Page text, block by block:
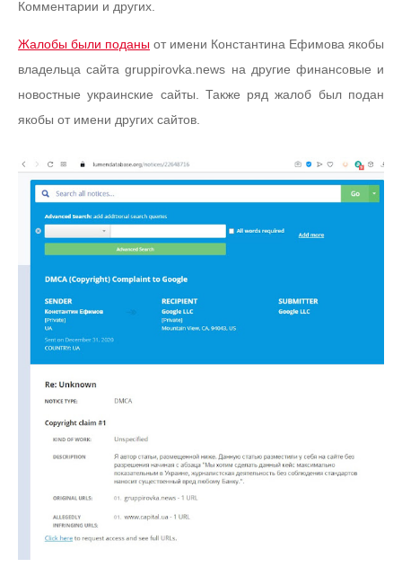
Комментарии и других.
Жалобы были поданы от имени Константина Ефимова якобы
владельца сайта gruppirovka.news на другие финансовые и
новостные украинские сайты. Также ряд жалоб был подан
якобы от имени других сайтов.